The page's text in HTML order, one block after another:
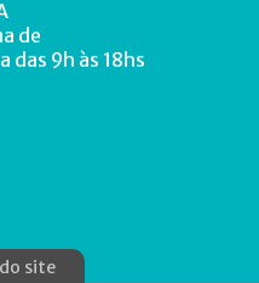
de
9h às 18hs
site